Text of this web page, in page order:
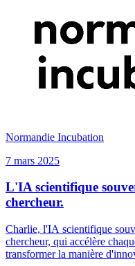
Normandie Incubation
7 mars 2025
L'IA scientifique
chercheur.
Charlie, l'IA scientifique
chercheur, qui accélère
transformer la manière